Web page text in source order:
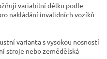
variabilní délku podle
nakládání invalidních vozíků
varianta s vysokou nosností
stroje nebo zemědělská